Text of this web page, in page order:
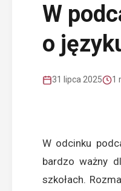
W
o
31 lipca 2025 1
W odcinku
bardzo ważny
szkołach.